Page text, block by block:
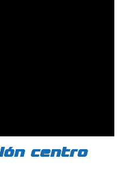
centro